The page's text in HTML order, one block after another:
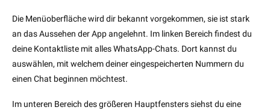
Die Menüoberfläche wird dir bekannt vorgekommen, sie ist stark
an das Aussehen der App angelehnt. Im linken Bereich findest du
deine Kontaktliste mit alles WhatsApp-Chats. Dort kannst du
auswählen, mit welchem deiner eingespeicherten Nummern du
einen Chat beginnen möchtest.
Im unteren Bereich des größeren Hauptfensters siehst du eine